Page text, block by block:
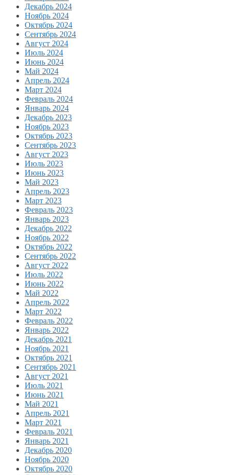
Декабрь 2024
Ноябрь 2024
Октябрь 2024
Сентябрь 2024
Август 2024
Июль 2024
Июнь 2024
Май 2024
Апрель 2024
Март 2024
Февраль 2024
Январь 2024
Декабрь 2023
Ноябрь 2023
Октябрь 2023
Сентябрь 2023
Август 2023
Июль 2023
Июнь 2023
Май 2023
Апрель 2023
Март 2023
Февраль 2023
Январь 2023
Декабрь 2022
Ноябрь 2022
Октябрь 2022
Сентябрь 2022
Август 2022
Июль 2022
Июнь 2022
Май 2022
Апрель 2022
Март 2022
Февраль 2022
Январь 2022
Декабрь 2021
Ноябрь 2021
Октябрь 2021
Сентябрь 2021
Август 2021
Июль 2021
Июнь 2021
Май 2021
Апрель 2021
Март 2021
Февраль 2021
Январь 2021
Декабрь 2020
Ноябрь 2020
Октябрь 2020